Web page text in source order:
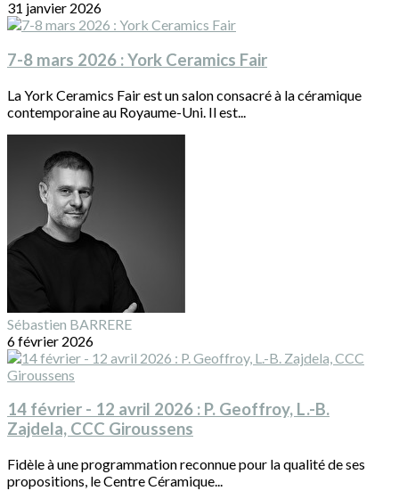
31 janvier 2026
7-8 mars 2026 : York Ceramics Fair
La York Ceramics Fair est un salon consacré à la céramique
contemporaine au Royaume-Uni. Il est...
Sébastien BARRERE
6 février 2026
14 février - 12 avril 2026 : P. Geoffroy, L.-B.
Zajdela, CCC Giroussens
Fidèle à une programmation reconnue pour la qualité de ses
propositions, le Centre Céramique...